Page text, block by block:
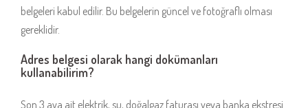
belgeleri kabul edilir. Bu belgelerin güncel ve fotoğraflı olması
gereklidir.
Adres belgesi olarak hangi dokümanları
kullanabilirim?
Son 3 aya ait elektrik, su, doğalgaz faturası veya banka ekstresi